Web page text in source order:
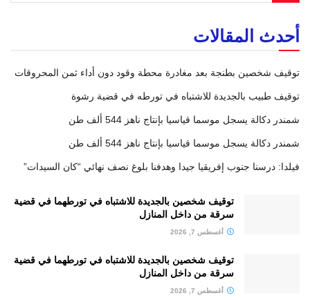
أحدث المقالات
توقيف شخصين بطنجة بعد مغادرة محطة وقود دون أداء ثمن المحروقات
توقيف طبيب بالجديدة للاشتباه في تورطه في قضية رشوة
شمندر دكالة يسجل موسما قياسيا بإنتاج ناهز 544 ألف طن
شمندر دكالة يسجل موسما قياسيا بإنتاج ناهز 544 ألف طن
فيلدا: درسنا جنوب إفريقيا جيدا وهدفنا بلوغ نصف نهائي “كان السيدات”
توقيف شخصين بالجديدة للاشتباه في تورطهما في قضية
سرقة من داخل المنازل
أغسطس 7, 2026
توقيف شخصين بالجديدة للاشتباه في تورطهما في قضية
سرقة من داخل المنازل
أغسطس 7, 2026